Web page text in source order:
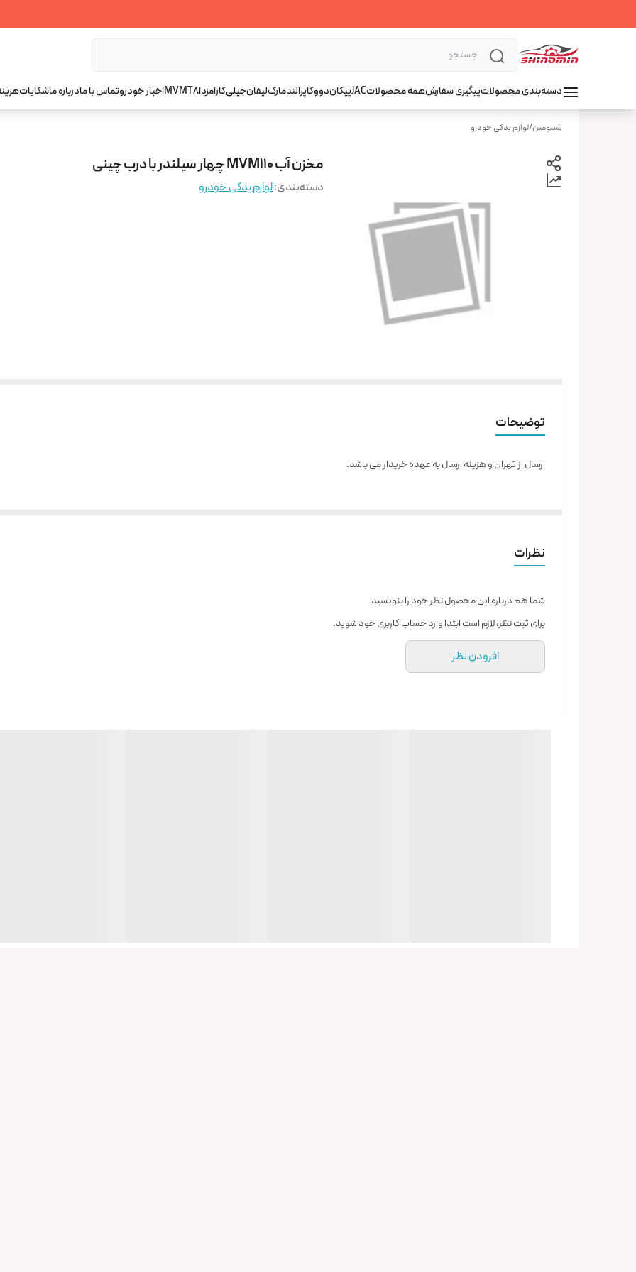
دسته‌بندی محصولاتپیگیری سفارشهمه محصولاتJACپیکاندووکاپرالندمارکلیفانجیلیکارامزداT8
MVMاخبار خودروتماس با مادرباره ماشکایات
شینومین/لوازم یدکی خودرو
مخزن آب MVM110 چهار سیلندر با درب چینی
دسته‌بندی:لوازم یدکی خودرو
توضیحات
ارسال از تهران و هزینه ارسال به عهده خریدار می باشد.
نظرات
شما هم درباره این محصول نظر خود را بنویسید.
برای ثبت نظر، لازم است ابتدا وارد حساب کاربری خود شوید.
افزودن نظر